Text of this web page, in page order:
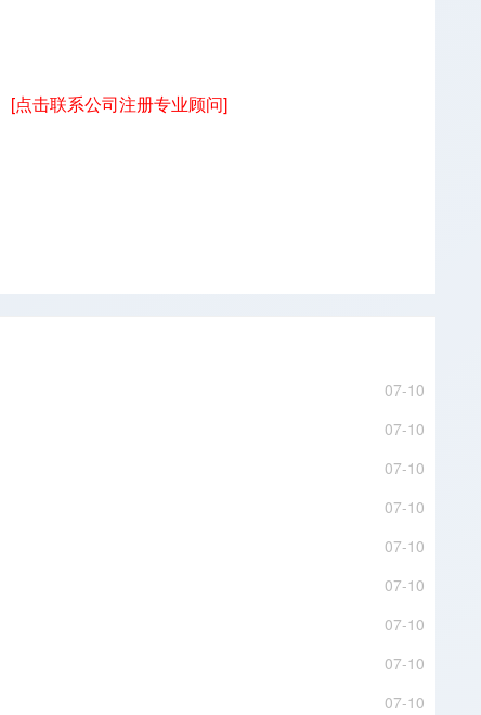
[点击联系公司注册专业顾问]
07-10
07-10
07-10
07-10
07-10
07-10
07-10
07-10
07-10